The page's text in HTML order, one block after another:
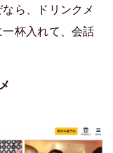
ら、ドリンクメ
杯入れて、会話